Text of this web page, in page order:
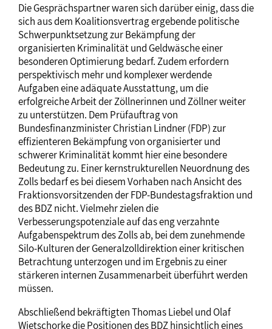
Die Gesprächspartner waren sich darüber einig, dass die
sich aus dem Koalitionsvertrag ergebende politische
Schwerpunktsetzung zur Bekämpfung der
organisierten Kriminalität und Geldwäsche einer
besonderen Optimierung bedarf. Zudem erfordern
perspektivisch mehr und komplexer werdende
Aufgaben eine adäquate Ausstattung, um die
erfolgreiche Arbeit der Zöllnerinnen und Zöllner weiter
zu unterstützen. Dem Prüfauftrag von
Bundesfinanzminister Christian Lindner (FDP) zur
effizienteren Bekämpfung von organisierter und
schwerer Kriminalität kommt hier eine besondere
Bedeutung zu. Einer kernstrukturellen Neuordnung des
Zolls bedarf es bei diesem Vorhaben nach Ansicht des
Fraktionsvorsitzenden der FDP-Bundestagsfraktion und
des BDZ nicht. Vielmehr zielen die
Verbesserungspotenziale auf das eng verzahnte
Aufgabenspektrum des Zolls ab, bei dem zunehmende
Silo-Kulturen der Generalzolldirektion einer kritischen
Betrachtung unterzogen und im Ergebnis zu einer
stärkeren internen Zusammenarbeit überführt werden
müssen.
Abschließend bekräftigten Thomas Liebel und Olaf
Wietschorke die Positionen des BDZ hinsichtlich eines